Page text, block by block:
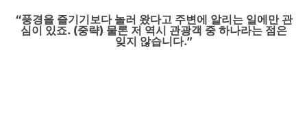
“풍경을 즐기기보다 놀러 왔다고 주변에 알리는 일에만 관
심이 있죠. (중략) 물론 저 역시 관광객 중 하나라는 점은
잊지 않습니다.”